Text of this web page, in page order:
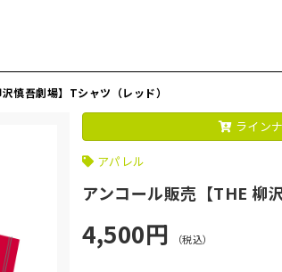
慎吾劇場】Tシャツ（レッド）
ライン
アパレル
アンコール販売【THE 柳
4,500円 （税込）